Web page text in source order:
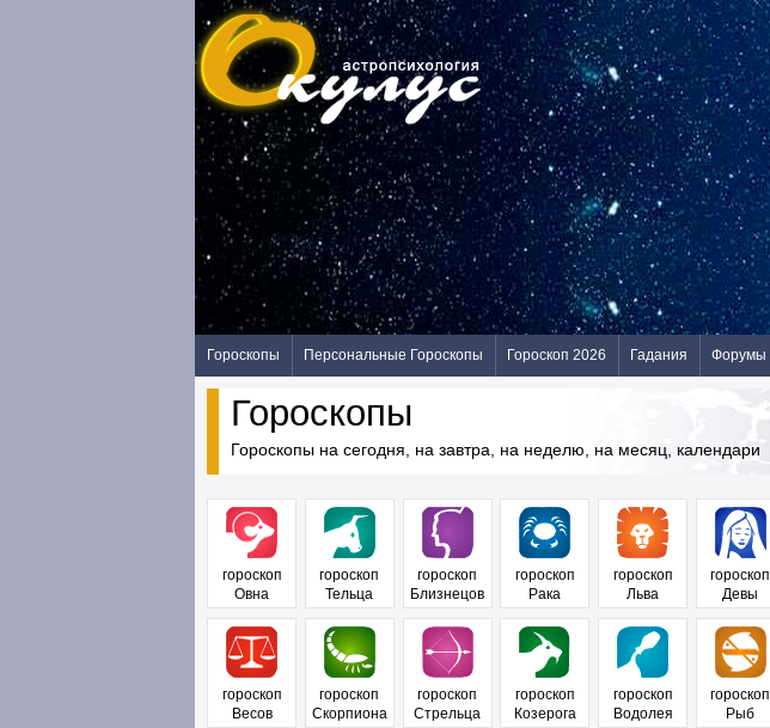
Гороскопы Персональные Гороскопы Гороскоп 2026 Гадания Форумы
Гороскопы
Гороскопы на сегодня, на завтра, на неделю, на месяц, календари
гороскоп
Овна
гороскоп
Тельца
гороскоп
Близнецов
гороскоп
Рака
гороскоп
Льва
гороскоп
Девы
гороскоп
Весов
гороскоп
Скорпиона
гороскоп
Стрельца
гороскоп
Козерога
гороскоп
Водолея
гороскоп
Рыб